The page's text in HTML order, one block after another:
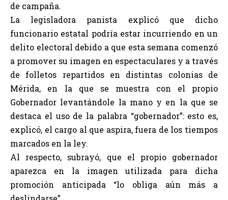
de campaña.
La legisladora panista explicó que dicho
funcionario estatal podría estar incurriendo en un
delito electoral debido a que esta semana comenzó
a promover su imagen en espectaculares y a través
de folletos repartidos en distintas colonias de
Mérida, en la que se muestra con el propio
Gobernador levantándole la mano y en la que se
destaca el uso de la palabra “gobernador”: esto es,
explicó, el cargo al que aspira, fuera de los tiempos
marcados en la ley.
Al respecto, subrayó, que el propio gobernador
aparezca en la imagen utilizada para dicha
promoción anticipada “lo obliga aún más a